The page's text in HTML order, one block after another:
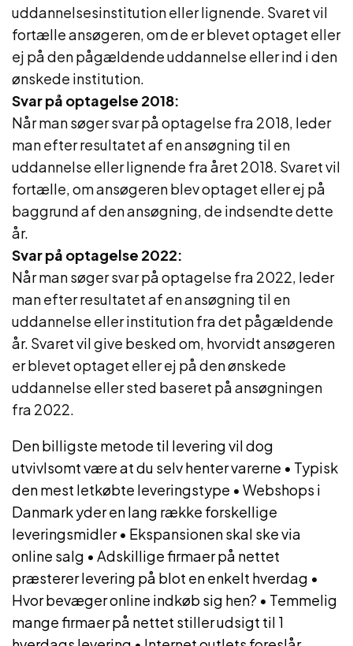
uddannelsesinstitution eller lignende. Svaret vil
fortælle ansøgeren, om de er blevet optaget eller
ej på den pågældende uddannelse eller ind i den
ønskede institution.
Svar på optagelse 2018:
Når man søger svar på optagelse fra 2018, leder
man efter resultatet af en ansøgning til en
uddannelse eller lignende fra året 2018. Svaret vil
fortælle, om ansøgeren blev optaget eller ej på
baggrund af den ansøgning, de indsendte dette
år.
Svar på optagelse 2022:
Når man søger svar på optagelse fra 2022, leder
man efter resultatet af en ansøgning til en
uddannelse eller institution fra det pågældende
år. Svaret vil give besked om, hvorvidt ansøgeren
er blevet optaget eller ej på den ønskede
uddannelse eller sted baseret på ansøgningen
fra 2022.
Den billigste metode til levering vil dog
utvivlsomt være at du selv henter varerne • Typisk
den mest letkøbte leveringstype • Webshops i
Danmark yder en lang række forskellige
leveringsmidler• Ekspansionen skal ske via
online salg • Adskillige firmaer på nettet
præsterer levering på blot en enkelt hverdag •
Hvor bevæger online indkøb sig hen? • Temmelig
mange firmaer på nettet stiller udsigt til 1